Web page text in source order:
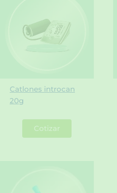
Catlones introcan
20g
Cotizar